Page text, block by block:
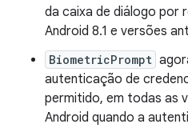
da caixa de diálogo por
Android 8.1 e versões
BiometricPrompt
autenticação de
permitido, em todas as
Android quando a